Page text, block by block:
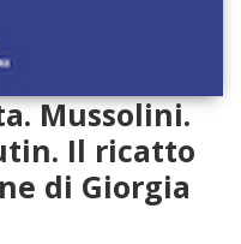
Mussolini.
Il ricatto
di Giorgia